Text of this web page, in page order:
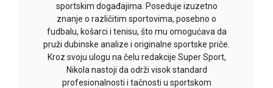
sportskim događajima. Poseduje izuzetno
znanje o različitim sportovima, posebno o
fudbalu, košarci i tenisu, što mu omogućava da
pruži dubinske analize i originalne sportske priče.
Kroz svoju ulogu na čelu redakcije Super Sport,
Nikola nastoji da održi visok standard
profesionalnosti i tačnosti u sportskom